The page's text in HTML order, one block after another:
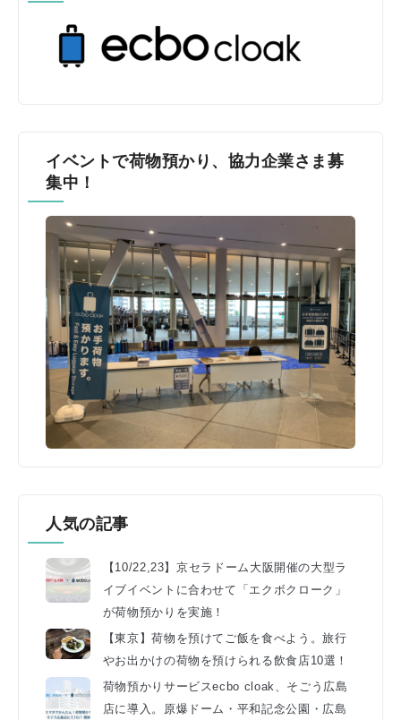
イベントで荷物預かり、協力企業さま募
集中！
人気の記事
【10/22,23】京セラドーム大阪開催の大型ラ
イブイベントに合わせて「エクボクローク」
が荷物預かりを実施！
【東京】荷物を預けてご飯を食べよう。旅行
やお出かけの荷物を預けられる飲食店10選！
荷物預かりサービスecbo cloak、そごう広島
店に導入。原爆ドーム・平和記念公園・広島